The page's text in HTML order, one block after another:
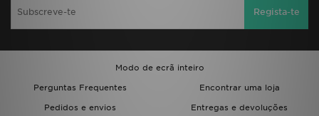
Regista-te
Modo de ecrã inteiro
Perguntas Frequentes
Encontrar uma loja
Pedidos e envios
Entregas e devoluções